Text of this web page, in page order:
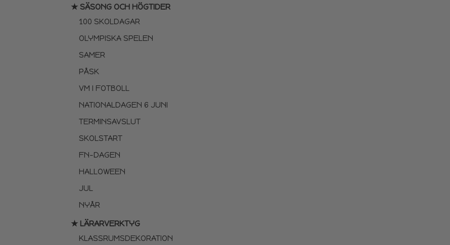
★ SÄSONG OCH HÖGTIDER
100 SKOLDAGAR
OLYMPISKA SPELEN
SAMER
PÅSK
VM I FOTBOLL
NATIONALDAGEN 6 JUNI
TERMINSAVSLUT
SKOLSTART
FN-DAGEN
HALLOWEEN
JUL
NYÅR
★ LÄRARVERKTYG
KLASSRUMSDEKORATION